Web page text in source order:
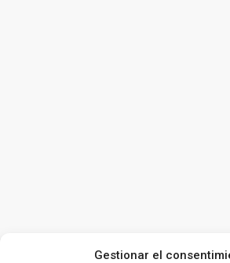
Gestionar el